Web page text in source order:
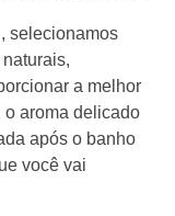
selecionamos
a melhor
o aroma delicado
após o banho
você vai